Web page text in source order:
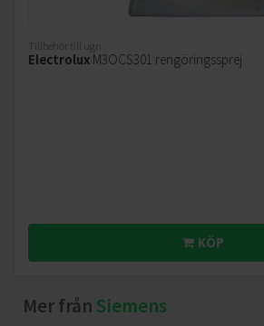
Tillbehör till ugn
Electrolux M3OCS301 rengöringssprej
KÖP
Mer från Siemens